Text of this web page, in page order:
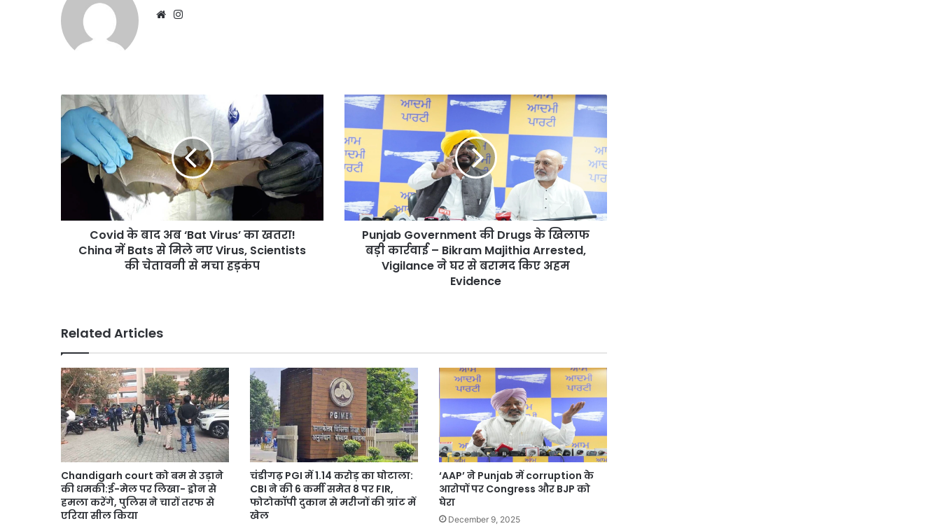
Website
Covid
के
अब
‘Bat
China
की
चेतावनी
से
मचा
हड़कंप
Covid के बाद अब ‘Bat Virus’ का खतरा!
China में Bats से मिले नए Virus, Scientists
की चेतावनी से मचा हड़कंप
Punjab
Government
की
Drugs
के
खिलाफ
कार्रवाई
–
Bikram
Majithia
Arrested,
किए
अहम
Evidence
Punjab Government की Drugs के खिलाफ
बड़ी कार्रवाई – Bikram Majithia Arrested,
Vigilance ने घर से बरामद किए अहम
Evidence
Related Articles
Chandigarh court को बम से उड़ाने
की धमकी:ई-मेल पर लिखा- ड्रोन से
हमला करेंगे, पुलिस ने चारों तरफ से
एरिया सील किया
चंडीगढ़ PGI में 1.14 करोड़ का घोटाला:
CBI ने की 6 कर्मी समेत 8 पर FIR,
फोटोकॉपी दुकान से मरीजों की ग्रांट में
खेल
‘AAP’ ने Punjab में corruption के
आरोपों पर Congress और BJP को
घेरा
December 9, 2025